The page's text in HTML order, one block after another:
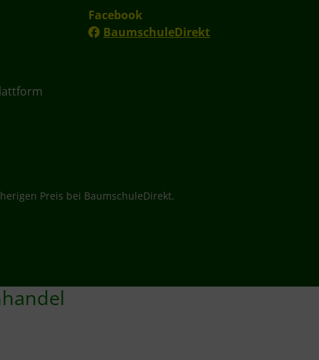
Facebook
BaumschuleDirekt
Preis bei BaumschuleDirekt.